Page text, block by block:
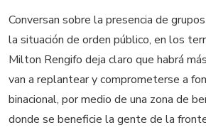
Conversan sobre la presencia de
la situación de orden público, en los
Milton Rengifo deja claro que habrá
van a replantear y comprometerse a
binacional, por medio de una zona de
donde se beneficie la gente de la